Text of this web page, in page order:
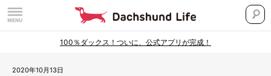
100％ダックス！ついに、公式アプリが完成！
2020年10月13日